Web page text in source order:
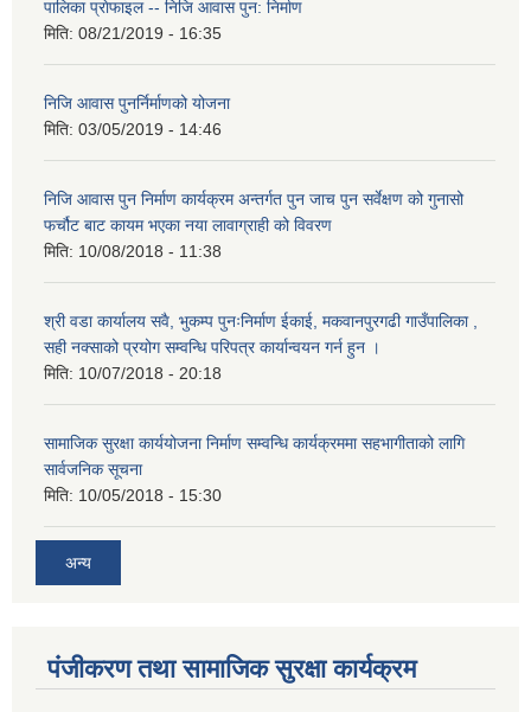
पालिका प्राेफाइल -- निजि आवास पुन: निर्माण
मिति: 08/21/2019 - 16:35
निजि आवास पुनर्निर्माणको योजना
मिति: 03/05/2019 - 14:46
निजि आवास पुन निर्माण कार्यक्रम अन्तर्गत पुन जाच पुन सर्वेक्षण को गुनासो
फर्चौट बाट कायम भएका नया लावाग्राही को विवरण
मिति: 10/08/2018 - 11:38
श्री वडा कार्यालय सवै, भुकम्प पुनःनिर्माण ईकाई, मकवानपुरगढी गाउँपालिका ,
सही नक्साको प्रयोग सम्वन्धि परिपत्र कार्यान्वयन गर्न हुन ।
मिति: 10/07/2018 - 20:18
सामाजिक सुरक्षा कार्ययोजना निर्माण सम्वन्धि कार्यक्रममा सहभागीताको लागि
सार्वजनिक सूचना
मिति: 10/05/2018 - 15:30
अन्य
पंजीकरण तथा सामाजिक सुरक्षा कार्यक्रम